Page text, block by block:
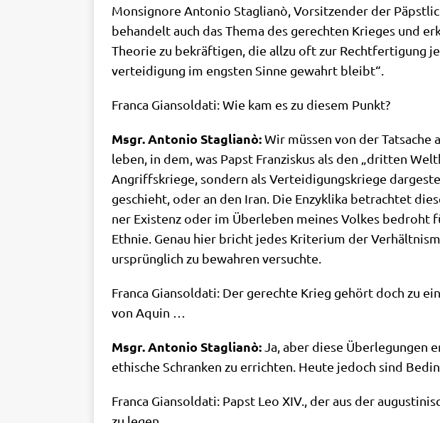
Mon­si­gno­re Anto­nio Sta­glianò, Vor­sit­zen­der der
behan­delt auch das The­ma des gerech­ten Krie­ges und
Theo­rie zu bekräf­ti­gen, die all­zu oft zur Recht­fer­ti­gung
ver­tei­di­gung im eng­sten Sin­ne gewahrt bleibt“.
Fran­ca Gian­sol­da­ti: Wie kam es zu die­sem Punkt?
Msgr. Anto­nio Sta­glianò:Wir müs­sen von der
leben, in dem, was Papst Fran­zis­kus als den „drit­ten
Angriffs­krie­ge, son­dern als Ver­tei­di­gungs­krie­ge
geschieht, oder an den Iran. Die Enzy­kli­ka betrach­tet
ner Exi­stenz oder im Über­le­ben mei­nes Vol­kes bedroht
Eth­nie. Genau hier bricht jedes Kri­te­ri­um der
ursprüng­lich zu bewah­ren versuchte.
Fran­ca Gian­sol­da­ti: Der gerech­te Krieg gehört doch zu
von Aquin …
Msgr. Anto­nio Sta­glianò: Ja, aber die­se Über­le­gun­gen
ethi­sche Schran­ken zu errich­ten. Heu­te jedoch sind
Fran­ca Gian­sol­da­ti: Papst Leo XIV., der aus der